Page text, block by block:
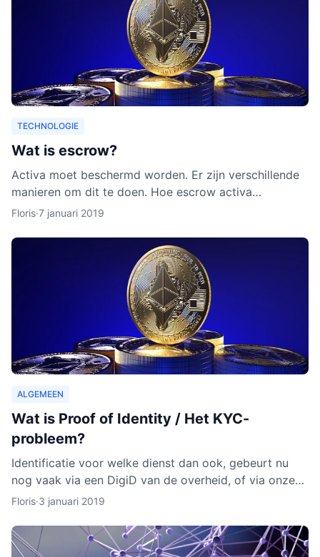
TECHNOLOGIE
Wat is escrow?
Activa moet beschermd worden. Er zijn verschillende
manieren om dit te doen. Hoe escrow activa
beschermt, leggen we uit in dit artikel. Ook leggen we
Floris·7 januari 2019
ALGEMEEN
Wat is Proof of Identity / Het KYC-
probleem?
Identificatie voor welke dienst dan ook, gebeurt nu
nog vaak via een DigiD van de overheid, of via onze
identiteitskaart. In sommige gevallen moeten we zelfs
Floris·3 januari 2019